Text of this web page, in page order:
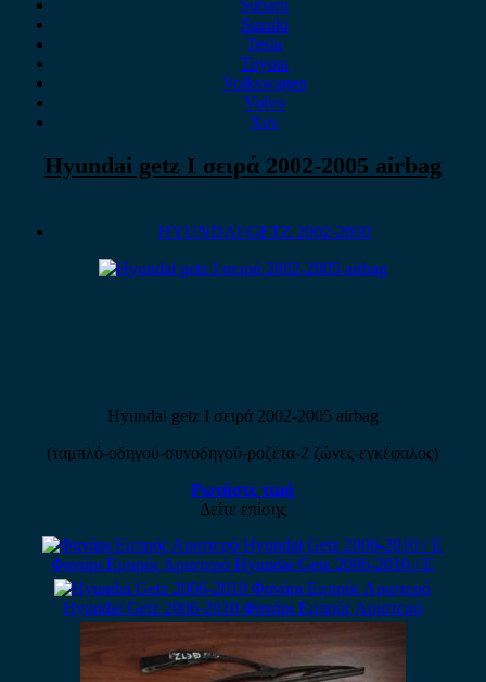
Subaru
Suzuki
Tesla
Toyota
Volkswagen
Volvo
Xev
Hyundai getz I σειρά 2002-2005 airbag
HYUNDAI GETZ 2002-2010
Hyundai getz I σειρά 2002-2005 airbag
(ταμπλό-οδηγού-συνοδηγού-ροζέτα-2 ζώνες-εγκέφαλος)
Ρωτήστε τιμή
Δείτε επίσης
Φανάρι Εμπρός Αριστερό Hyundai Getz 2006-2010 / Ε
Hyundai Getz 2006-2010 Φανάρι Εμπρός Αριστερό